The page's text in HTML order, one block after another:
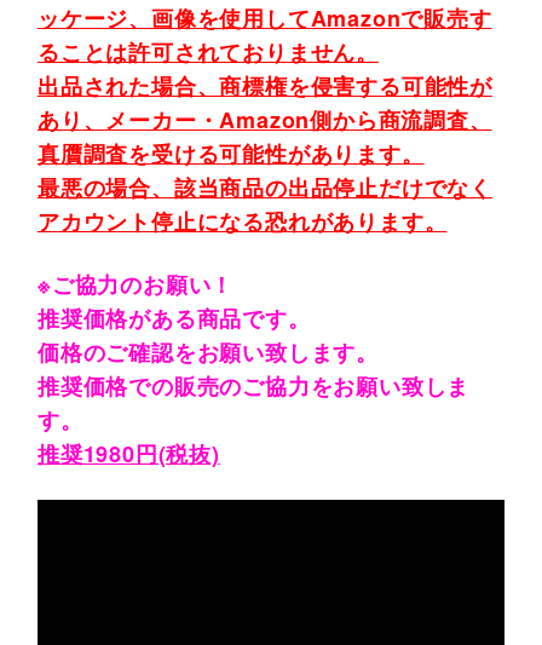
ッケージ、画像を使用してAmazonで販売す
ることは許可されておりません。
出品された場合、商標権を侵害する可能性が
あり、メーカー・Amazon側から商流調査、
真贋調査を受ける可能性があります。
最悪の場合、該当商品の出品停止だけでなく
アカウント停止になる恐れがあります。
※ご協力のお願い！
推奨価格がある商品です。
価格のご確認をお願い致します。
推奨価格での販売のご協力をお願い致しま
す。
推奨1980円(税抜)